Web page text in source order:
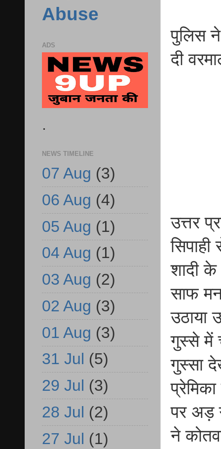
पुलिस
दी
उत्तर
शादी के
साफ
उठाया
गुस्से में
गुस्सा
पर अड़
ने
Abuse
ADS
.
NEWS TIMELINE
07 Aug (3)
06 Aug (4)
05 Aug (1)
04 Aug (1)
03 Aug (2)
02 Aug (3)
01 Aug (3)
31 Jul (5)
29 Jul (3)
28 Jul (2)
27 Jul (1)